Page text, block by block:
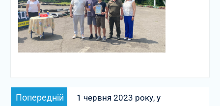
Навігація
записів
Попередній
запис:
1 червня 2023 року, у